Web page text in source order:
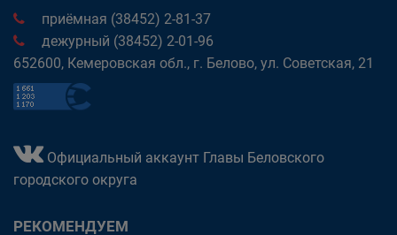
приёмная (38452) 2-81-37
дежурный (38452) 2-01-96
652600, Кемеровская обл., г. Белово, ул. Советская, 21
Официальный аккаунт Главы Беловского
городского округа
РЕКОМЕНДУЕМ